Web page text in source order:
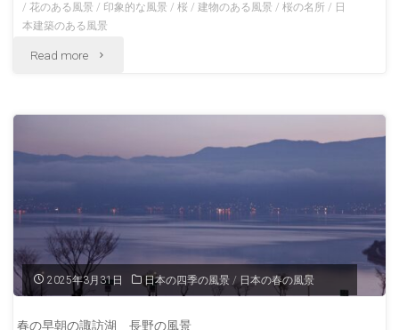
の
長
/花のある風景 / 印象的な風景 /桜 /建物のある風景 /桜の名所 / 日
本建築のある風景
Read more "春
夜
と
松
2025年3月31日 日本の四季の風景 / 日本の春の風景
春の早朝の諏訪湖 長野の風景